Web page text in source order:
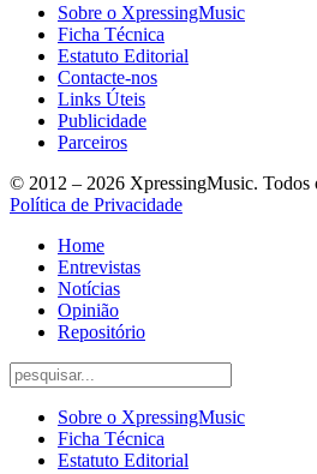
Sobre o XpressingMusic
Ficha Técnica
Estatuto Editorial
Contacte-nos
Links Úteis
Publicidade
Parceiros
© 2012 – 2026 XpressingMusic. Todos
Política de Privacidade
Home
Entrevistas
Notícias
Opinião
Repositório
Sobre o XpressingMusic
Ficha Técnica
Estatuto Editorial